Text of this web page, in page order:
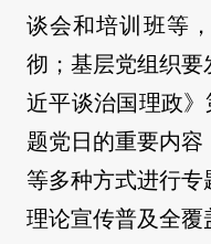
谈会和培训班等
彻；基层党组织要
近平谈治国理政》
题党日的重要内
等多种方式进行
理论宣传普及全